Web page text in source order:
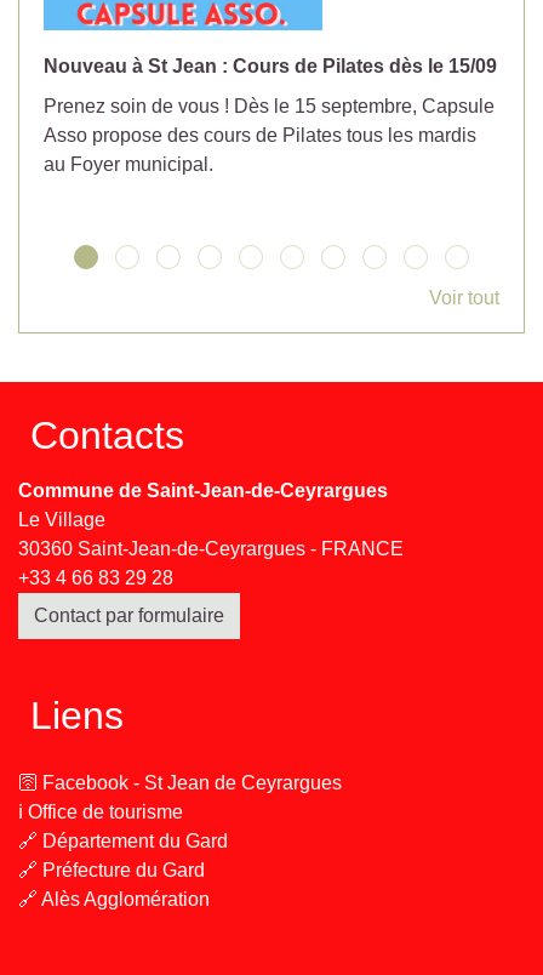
Nouveau à St Jean : Cours de Pilates dès le 15/09
Prenez soin de vous ! Dès le 15 septembre, Capsule
Asso propose des cours de Pilates tous les mardis
au Foyer municipal.
Voir tout
Contacts
Commune de Saint-Jean-de-Ceyrargues
Le Village
30360 Saint-Jean-de-Ceyrargues - FRANCE
+33 4 66 83 29 28
Contact par formulaire
Liens
🛜 Facebook - St Jean de Ceyrargues
ℹ️ Office de tourisme
🔗 Département du Gard
🔗 Préfecture du Gard
🔗 Alès Agglomération